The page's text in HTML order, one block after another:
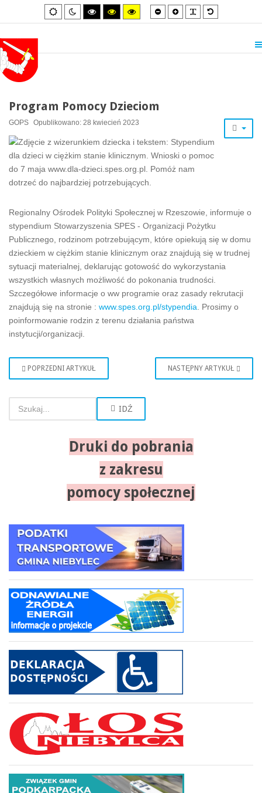
Default
mode
Night
mode
High
contrast
High
contrast
High
contrast
Smaller
font
Larger
font
Default
font
Program Pomocy Dzieciom
GOPS Opublikowano: 28 kwiecień 2023
Regionalny Ośrodek Polityki Społecznej w Rzeszowie, informuje o
stypendium Stowarzyszenia SPES - Organizacji Pożytku
Publicznego, rodzinom potrzebującym, które opiekują się w domu
dzieckiem w ciężkim stanie klinicznym oraz znajdują się w trudnej
sytuacji materialnej, deklarując gotowość do wykorzystania
wszystkich własnych możliwość do pokonania trudności.
Szczegółowe informacje o ww programie oraz zasady rekrutacji
znajdują się na stronie : www.spes.org.pl/stypendia . Prosimy o
poinformowanie rodzin z terenu działania państwa
instytucji/organizacji.
POPRZEDNI ARTYKUŁ NASTĘPNY ARTYKUŁ
IDŹ
Druki do pobrania
z zakresu
pomocy społecznej